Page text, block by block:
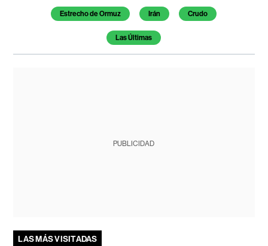
Estrecho de Ormuz Irán Crudo
Las Últimas
PUBLICIDAD
LAS MÁS VISITADAS